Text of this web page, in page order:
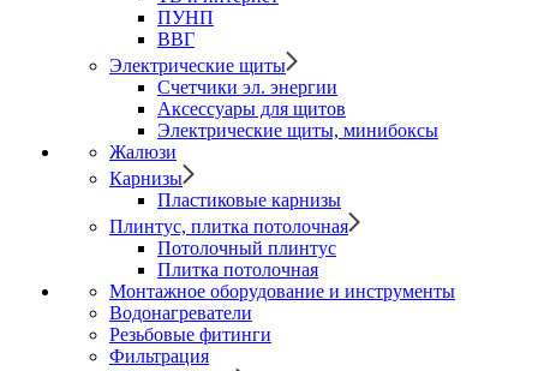
ПУНП
ВВГ
Электрические щиты
Счетчики эл. энергии
Аксессуары для щитов
Электрические щиты, минибоксы
Жалюзи
Карнизы
Пластиковые карнизы
Плинтус, плитка потолочная
Потолочный плинтус
Плитка потолочная
Монтажное оборудование и инструменты
Водонагреватели
Резьбовые фитинги
Фильтрация